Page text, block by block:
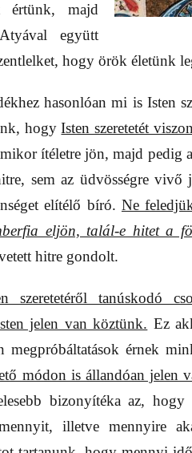
értünk, majd
együtt
hogy örök életünk
hasonlóan mi is Isten
hogyIsten szeretetét
ítéletre jön, majd pedig
sem az üdvösségre vivő
elítélő bíró. Ne
eljön, talál-e hitet a
hitre gondolt.
szeretetéről tanúskodó
jelen van köztünk. Ez
megpróbáltatások érnek
módon is állandóan jelen
bizonyítéka az,
illetve mennyire